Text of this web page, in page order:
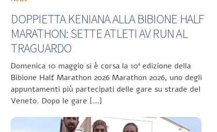
DOPPIETTA KENIANA ALLA BIBIONE HALF
MARATHON: SETTE ATLETI AV RUN AL
TRAGUARDO
Domenica 10 maggio si è corsa la 10ª edizione della
Bibione Half Marathon 2026 Marathon 2026, uno degli
appuntamenti più partecipati delle gare su strade del
Veneto. Dopo le gare […]